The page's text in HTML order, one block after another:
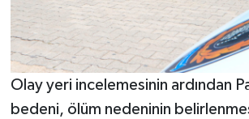
Olay yeri incelemesinin ardından
bedeni, ölüm nedeninin